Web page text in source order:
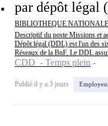
par dépôt légal
BIBLIOTHEQUE
Descriptif du poste Missions et
Dépôt légal (DDL) est l'un des
Réseaux de la BnF. Le DDL
CDD - Temps plein
Publié il y a 3 jours